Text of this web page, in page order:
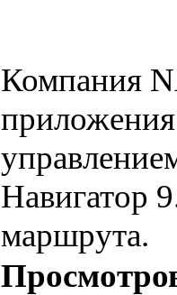
Компания
Навигатор
маршрута.